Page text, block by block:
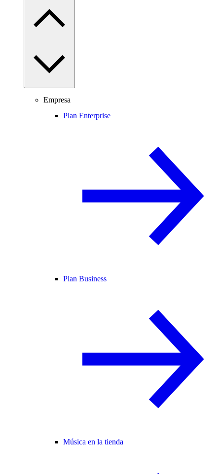
Empresa
Plan Enterprise
Plan Business
Música en la tienda